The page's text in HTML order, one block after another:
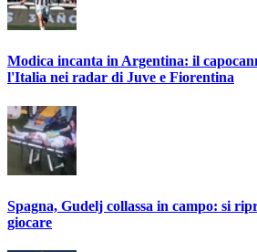
Modica incanta in Argentina: il
l'Italia nei radar di Juve e Fiorentina
Spagna, Gudelj collassa in campo: si
giocare